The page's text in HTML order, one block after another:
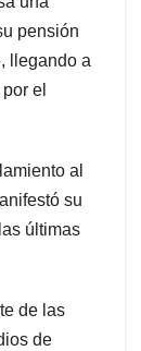
pensión
llegando a
el
al
su
últimas
de las
de